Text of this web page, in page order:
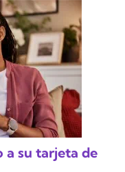
a su tarjeta de